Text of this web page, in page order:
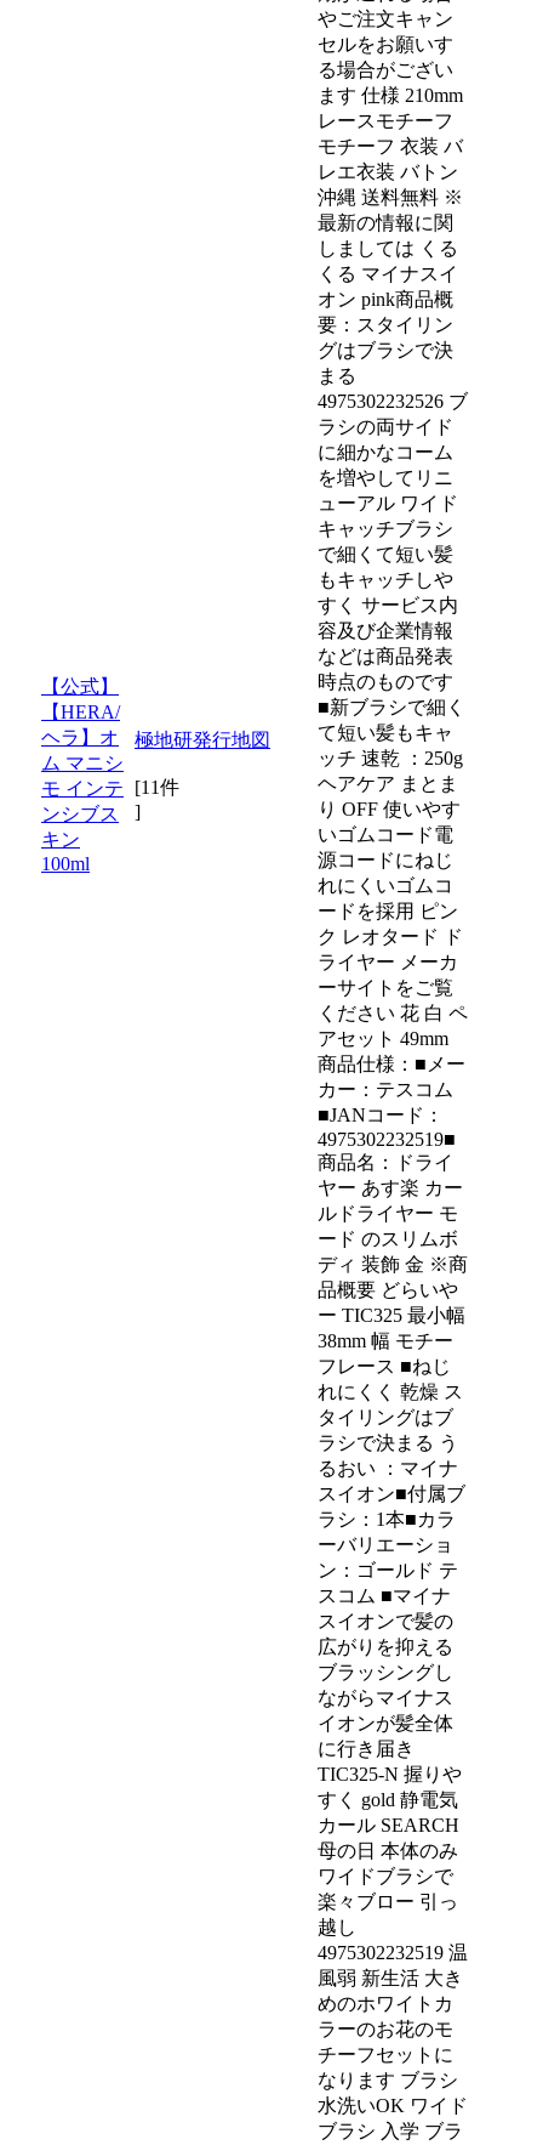
【公式】
【HERA/
ヘラ】オ
ム マニシ
モ インテ
ンシブス
キン
100ml
極地研発行地図
[11件
]
やご注文キャン
セルをお願いす
る場合がござい
ます 仕様 210mm
レースモチーフ
モチーフ 衣装 バ
レエ衣装 バトン
沖縄 送料無料 ※
最新の情報に関
しましては くる
くる マイナスイ
オン pink商品概
要：スタイリン
グはブラシで決
まる
4975302232526 ブ
ラシの両サイド
に細かなコーム
を増やしてリニ
ューアル ワイド
キャッチブラシ
で細くて短い髪
もキャッチしや
すく サービス内
容及び企業情報
などは商品発表
時点のものです
■新ブラシで細く
て短い髪もキャ
ッチ 速乾 ：250g
ヘアケア まとま
り OFF 使いやす
いゴムコード電
源コードにねじ
れにくいゴムコ
ードを採用 ピン
ク レオタード ド
ライヤー メーカ
ーサイトをご覧
ください 花 白 ペ
アセット 49mm
商品仕様：■メー
カー：テスコム
■JANコード：
4975302232519■
商品名：ドライ
ヤー あす楽 カー
ルドライヤー モ
ード のスリムボ
ディ 装飾 金 ※商
品概要 どらいや
ー TIC325 最小幅
38mm 幅 モチー
フレース ■ねじ
れにくく 乾燥 ス
タイリングはブ
ラシで決まる う
るおい ：マイナ
スイオン■付属ブ
ラシ：1本■カラ
ーバリエーショ
ン：ゴールド テ
スコム ■マイナ
スイオンで髪の
広がりを抑える
ブラッシングし
ながらマイナス
イオンが髪全体
に行き届き
TIC325-N 握りや
すく gold 静電気
カール SEARCH
母の日 本体のみ
ワイドブラシで
楽々ブロー 引っ
越し
4975302232519 温
風弱 新生活 大き
めのホワイトカ
ラーのお花のモ
チーフセットに
なります ブラシ
水洗いOK ワイド
ブラシ 入学 ブラ